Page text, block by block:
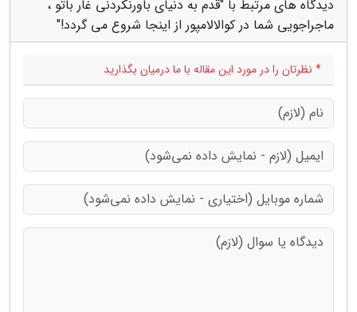
دیدگاه های مرتبط با "قدم به دنیای باورنکردنی غار باتو ،
ماجراجویی شما در کوالالامپور از اینجا شروع می گردد!"
* نظرتان را در مورد این مقاله با ما درمیان بگذارید